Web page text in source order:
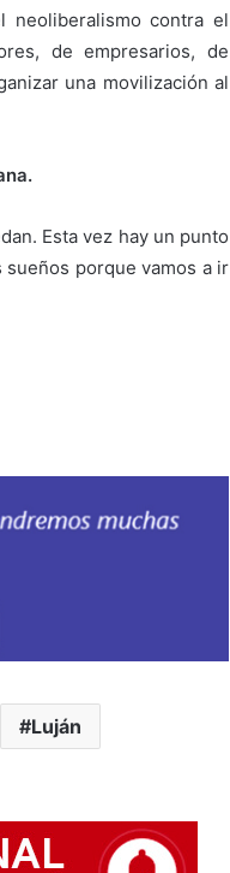
neoliberalismo contra el
de empresarios, de
una movilización al
Esta vez hay un punto
porque vamos a ir
Luján